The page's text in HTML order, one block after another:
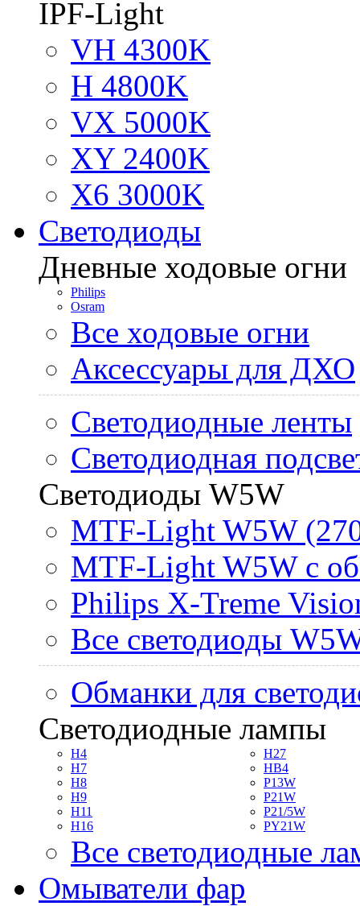
IPF-Light
VH 4300K
H 4800K
VX 5000K
XY 2400K
X6 3000K
Светодиоды
Дневные ходовые огни
Philips
Osram
Все ходовые огни
Аксессуары для ДХО
Светодиодные ленты
Светодиодная
Светодиоды W5W
MTF-Light W5W
MTF-Light W5W с
Philips X-Treme
Все светодиоды
Обманки для
Светодиодные лампы
H4
H7
H8
H9
H11
H16
H27
HB4
P13W
P21W
P21/5W
PY21W
Все светодиодные
Омыватели фар